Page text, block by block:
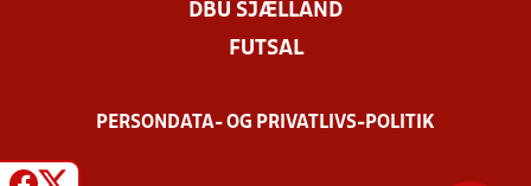
DBU SJÆLLAND
FUTSAL
PERSONDATA- OG PRIVATLIVS-POLITIK